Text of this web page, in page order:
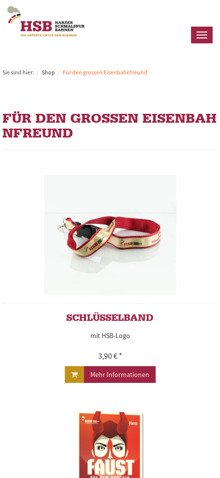
Toggle
Sie sind hier: Shop Für den grossen Eisenbahnfreund
FÜR DEN GROSSEN EISENBAH
NFREUND
SCHLÜSSELBAND
mit HSB-Logo
3,90 € *
Mehr Informationen